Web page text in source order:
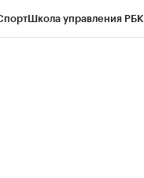
Школа управления РБК